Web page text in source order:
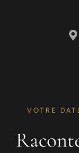
VOTRE